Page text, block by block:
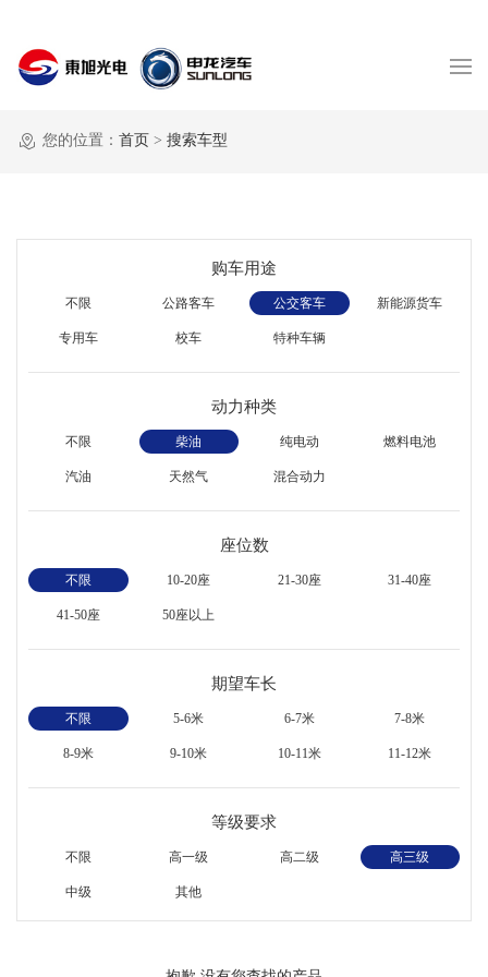
您的位置： 首页 > 搜索车型
购车用途
不限 公路客车 公交客车 新能源货车
专用车 校车 特种车辆
动力种类
不限 柴油 纯电动 燃料电池
汽油 天然气 混合动力
座位数
不限 10-20座 21-30座 31-40座
41-50座 50座以上
期望车长
不限 5-6米 6-7米 7-8米
8-9米 9-10米 10-11米 11-12米
等级要求
不限 高一级 高二级 高三级
中级 其他